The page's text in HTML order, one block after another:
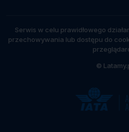
Serwis w celu prawidłowego
przechowywania lub dostępu do
©